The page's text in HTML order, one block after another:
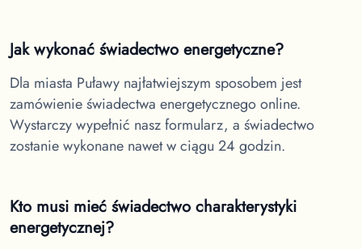
Jak wykonać świadectwo energetyczne?
Dla miasta Puławy najłatwiejszym sposobem jest
zamówienie świadectwa energetycznego online.
Wystarczy wypełnić nasz formularz, a świadectwo
zostanie wykonane nawet w ciągu 24 godzin.
Kto musi mieć świadectwo charakterystyki
energetycznej?